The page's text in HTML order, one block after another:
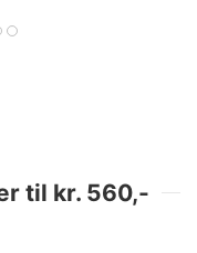
til kr. 560,-